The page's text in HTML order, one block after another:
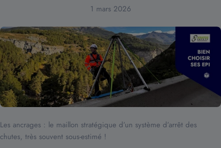
1 mars 2026
Les ancrages : le maillon stratégique d’un système d’arrêt des
chutes, très souvent sous-estimé !